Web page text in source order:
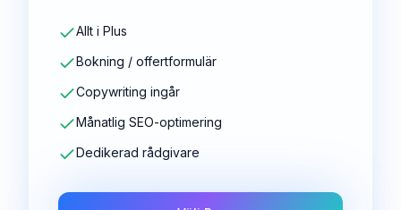
Allt i Plus
Bokning / offertformulär
Copywriting ingår
Månatlig SEO-optimering
Dedikerad rådgivare